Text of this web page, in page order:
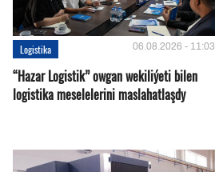
Logistika 06.08.2026 - 11:03
“Hazar Logistik” owgan wekiliýeti bilen
logistika meselelerini maslahatlaşdy